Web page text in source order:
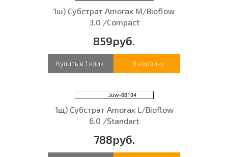
1ш) Субстрат Amorax M/Bioflow
3.0 /Compact
859руб.
Купить в 1 клик В корзину
1щ) Субстрат Amorax L/Bioflow
6.0 /Standart
788руб.